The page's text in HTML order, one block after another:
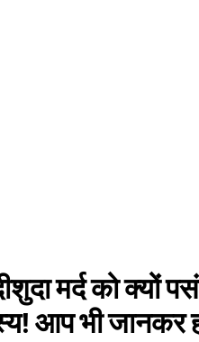
मर्द को क्यों
आप भी जानकर